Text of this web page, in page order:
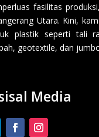
fasilitas
Utara. Kini,
plastik seperti tali
geotextile, dan
Media